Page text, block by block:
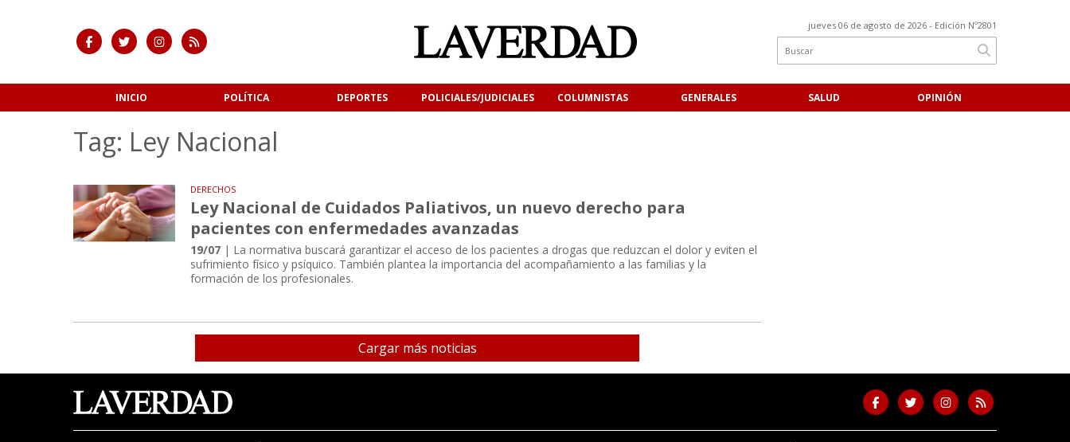
jueves 06 de agosto de 2026 - Edición Nº2801
INICIO POLÍTICA DEPORTES POLICIALES/JUDICIALES COLUMNISTAS GENERALES SALUD OPINIÓN
Tag: Ley Nacional
DERECHOS
Ley Nacional de Cuidados Paliativos, un nuevo derecho para
pacientes con enfermedades avanzadas
19/07 | La normativa buscará garantizar el acceso de los pacientes a drogas que reduzcan el dolor y eviten el
sufrimiento físico y psíquico. También plantea la importancia del acompañamiento a las familias y la
formación de los profesionales.
Cargar más noticias